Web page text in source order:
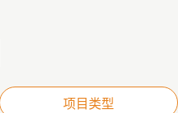
项目类型